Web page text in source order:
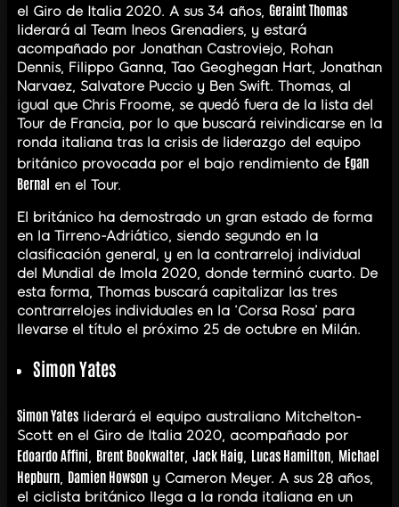
el Giro de Italia 2020. A sus 34 años, Geraint Thomas
liderará al Team Ineos Grenadiers, y estará
acompañado por Jonathan Castroviejo, Rohan
Dennis, Filippo Ganna, Tao Geoghegan Hart, Jonathan
Narvaez, Salvatore Puccio y Ben Swift. Thomas, al
igual que Chris Froome, se quedó fuera de la lista del
Tour de Francia, por lo que buscará reivindicarse en la
ronda italiana tras la crisis de liderazgo del equipo
británico provocada por el bajo rendimiento de Egan
Bernal en el Tour.
El británico ha demostrado un gran estado de forma
en la Tirreno-Adriático, siendo segundo en la
clasificación general, y en la contrarreloj individual
del Mundial de Imola 2020, donde terminó cuarto. De
esta forma, Thomas buscará capitalizar las tres
contrarrelojes individuales en la ‘Corsa Rosa’ para
llevarse el título el próximo 25 de octubre en Milán.
Simon Yates
Simon Yates liderará el equipo australiano Mitchelton-
Scott en el Giro de Italia 2020, acompañado por
Edoardo Affini, Brent Bookwalter, Jack Haig, Lucas Hamilton, Michael
Hepburn, Damien Howson y Cameron Meyer. A sus 28 años,
el ciclista británico llega a la ronda italiana en un